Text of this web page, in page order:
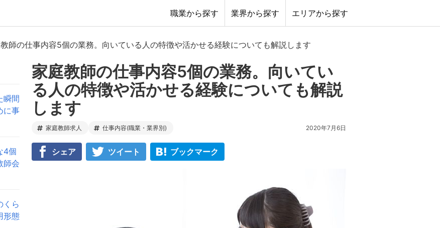
職業から探す 業界から探す エリアから探す
師の仕事内容5個の業務。向いている人の特徴や活かせる経験についても解説します
瞬間
に事
4個
師会
くら
形態
家庭教師の仕事内容5個の業務。向いてい
る人の特徴や活かせる経験についても解説
します
家庭教師求人 仕事内容(職業・業界別) 2020年7月6日
シェア ツイート ブックマーク